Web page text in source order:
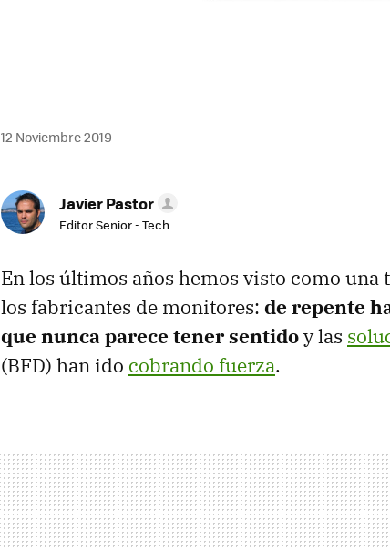
12 Noviembre 2019
Javier Pastor
Editor Senior - Tech
En los últimos años hemos visto como una
los fabricantes de monitores: de repente
que nunca parece tener sentidoy las
(BFD) han ido cobrando fuerza.